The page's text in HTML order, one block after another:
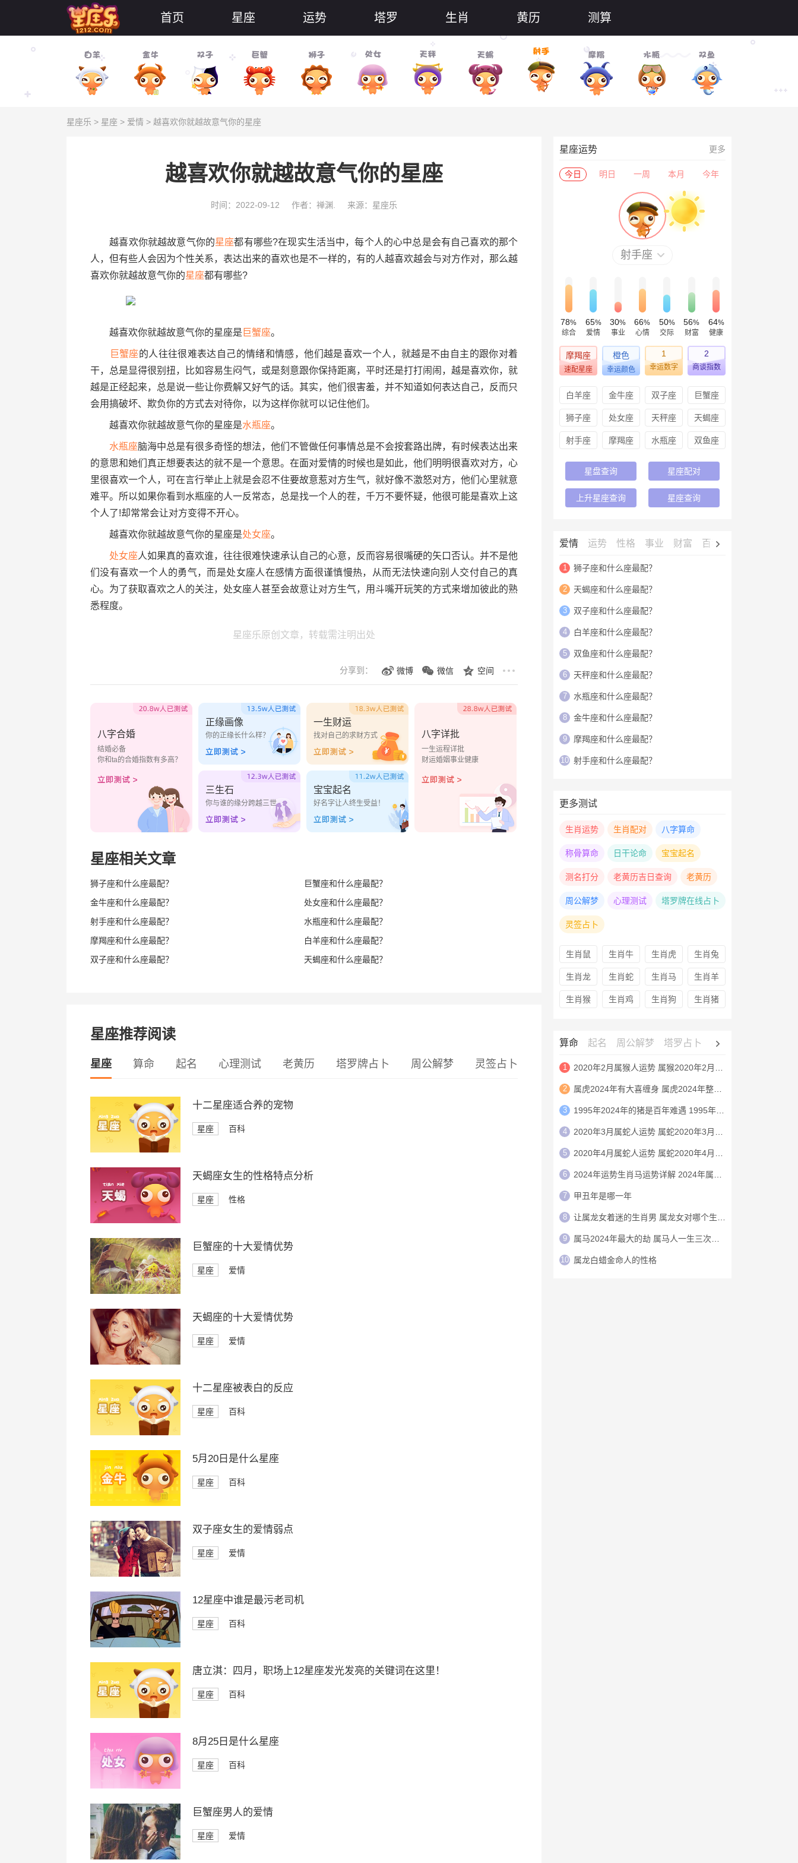
首页 星座 运势 塔罗 生肖 黄历 测算
星座乐 > 星座 > 爱情 > 越喜欢你就越故意气你的星座
越喜欢你就越故意气你的星座
时间：2022-09-12 作者：禅渊. 来源：星座乐
越喜欢你就越故意气你的星座都有哪些?在现实生活当中，每个人的心中总是会有自己喜欢的那个
人，但有些人会因为个性关系，表达出来的喜欢也是不一样的，有的人越喜欢越会与对方作对，那么越
喜欢你就越故意气你的星座都有哪些?
越喜欢你就越故意气你的星座是 巨蟹座。
巨蟹座的人往往很难表达自己的情绪和情感，他们越是喜欢一个人，就越是不由自主的跟你对着
干，总是显得很别扭，比如容易生闷气，或是刻意跟你保持距离，平时还是打打闹闹，越是喜欢你，就
越是正经起来，总是说一些让你费解又好气的话。其实，他们很害羞，并不知道如何表达自己，反而只
会用搞破坏、欺负你的方式去对待你，以为这样你就可以记住他们。
越喜欢你就越故意气你的星座是水瓶座。
水瓶座脑海中总是有很多奇怪的想法，他们不管做任何事情总是不会按套路出牌，有时候表达出来
的意思和她们真正想要表达的就不是一个意思。在面对爱情的时候也是如此，他们明明很喜欢对方，心
里很喜欢一个人，可在言行举止上就是会忍不住要故意惹对方生气，就好像不激怒对方，他们心里就意
难平。所以如果你看到水瓶座的人一反常态，总是找一个人的茬，千万不要怀疑，他很可能是喜欢上这
个人了!却常常会让对方变得不开心。
越喜欢你就越故意气你的星座是处女座。
处女座人如果真的喜欢谁，往往很难快速承认自己的心意，反而容易很嘴硬的矢口否认。并不是他
们没有喜欢一个人的勇气，而是处女座人在感情方面很谨慎慢热，从而无法快速向别人交付自己的真
心。为了获取喜欢之人的关注，处女座人甚至会故意让对方生气，用斗嘴开玩笑的方式来增加彼此的熟
悉程度。
星座乐原创文章，转载需注明出处
分享到： 微博 微信 空间
八字合婚
结婚必备
你和ta的合婚指数有多高？
正缘画像
你的正缘长什么样？
一生财运
找对自己的求财方式
三生石
你与谁的缘分跨越三世
宝宝起名
好名字让人终生受益！
八字详批
一生运程详批
财运婚姻事业健康
星座相关文章
狮子座和什么座最配？
巨蟹座和什么座最配？
金牛座和什么座最配？
处女座和什么座最配？
射手座和什么座最配？
水瓶座和什么座最配？
摩羯座和什么座最配？
白羊座和什么座最配？
双子座和什么座最配？
天蝎座和什么座最配？
星座推荐阅读
星座 算命 起名 心理测试 老黄历 塔罗牌占卜 周公解梦 灵签占卜
十二星座适合养的宠物
星座 百科
天蝎座女生的性格特点分析
星座 性格
巨蟹座的十大爱情优势
星座 爱情
天蝎座的十大爱情优势
星座 爱情
十二星座被表白的反应
星座 百科
5月20日是什么星座
星座 百科
双子座女生的爱情弱点
星座 爱情
12星座中谁是最污老司机
星座 百科
唐立淇：四月，职场上12星座发光发亮的关键词在这里！
星座 百科
8月25日是什么星座
星座 百科
巨蟹座男人的爱情
星座 爱情
星座运势 更多
今日 明日 一周 本月 今年
射手座
78%
综合
65%
爱情
30%
事业
66%
心情
50%
交际
56%
财富
64%
健康
摩羯座
速配星座
橙色
幸运颜色
1
幸运数字
2
商谈指数
白羊座 金牛座 双子座 巨蟹座
狮子座 处女座 天秤座 天蝎座
射手座 摩羯座 水瓶座 双鱼座
星盘查询 星座配对
上升星座查询 星座查询
爱情 运势 性格 事业 财富 百科
1 狮子座和什么座最配？
2 天蝎座和什么座最配？
3 双子座和什么座最配？
4 白羊座和什么座最配？
5 双鱼座和什么座最配？
6 天秤座和什么座最配？
7 水瓶座和什么座最配？
8 金牛座和什么座最配？
9 摩羯座和什么座最配？
10 射手座和什么座最配？
更多测试
生肖运势 生肖配对 八字算命
称骨算命 日干论命 宝宝起名
测名打分 老黄历吉日查询 老黄历
周公解梦 心理测试 塔罗牌在线占卜
灵签占卜
生肖鼠 生肖牛 生肖虎 生肖兔
生肖龙 生肖蛇 生肖马 生肖羊
生肖猴 生肖鸡 生肖狗 生肖猪
算命 起名 周公解梦 塔罗占卜 心理测试
1 2020年2月属猴人运势 属猴2020年2月运程
2 属虎2024年有大喜缠身 属虎2024年整体运势
3 1995年2024年的猪是百年难遇 1995年2024年猪运势如何
4 2020年3月属蛇人运势 属蛇2020年3月运程
5 2020年4月属蛇人运势 属蛇2020年4月运程
6 2024年运势生肖马运势详解 2024年属马人的全年运势详解
7 甲丑年是哪一年
8 让属龙女着迷的生肖男 属龙女对哪个生肖男痴迷
9 属马2024年最大的劫 属马人一生三次大劫是什么
10 属龙白蜡金命人的性格